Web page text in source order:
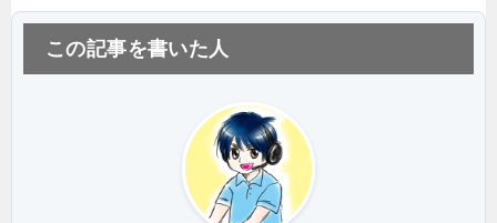
この記事を書いた人